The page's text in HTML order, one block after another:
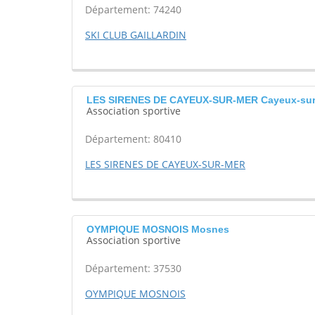
Département: 74240
SKI CLUB GAILLARDIN
LES SIRENES DE CAYEUX-SUR-MER Cayeux-
Association sportive
Département: 80410
LES SIRENES DE CAYEUX-SUR-MER
OYMPIQUE MOSNOIS Mosnes
Association sportive
Département: 37530
OYMPIQUE MOSNOIS